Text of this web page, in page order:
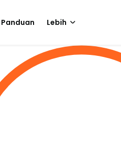
Panduan Lebih